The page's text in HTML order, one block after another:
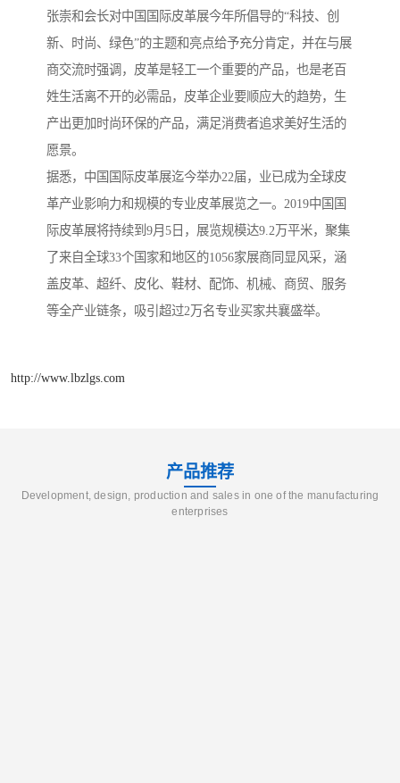
张崇和会长对中国国际皮革展今年所倡导的“科技、创
新、时尚、绿色”的主题和亮点给予充分肯定，并在与展
商交流时强调，皮革是轻工一个重要的产品，也是老百
姓生活离不开的必需品，皮革企业要顺应大的趋势，生
产出更加时尚环保的产品，满足消费者追求美好生活的
愿景。
据悉，中国国际皮革展迄今举办22届，业已成为全球皮
革产业影响力和规模的专业皮革展览之一。2019中国国
际皮革展将持续到9月5日，展览规模达9.2万平米，聚集
了来自全球33个国家和地区的1056家展商同显风采，涵
盖皮革、超纤、皮化、鞋材、配饰、机械、商贸、服务
等全产业链条，吸引超过2万名专业买家共襄盛举。
http://www.lbzlgs.com
产品推荐
Development, design, production and sales in one of the manufacturing
enterprises